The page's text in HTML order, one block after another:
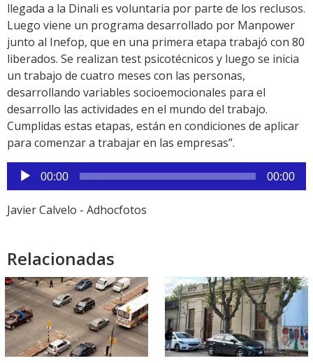
llegada a la Dinali es voluntaria por parte de los reclusos.
Luego viene un programa desarrollado por Manpower
junto al Inefop, que en una primera etapa trabajó con 80
liberados. Se realizan test psicotécnicos y luego se inicia
un trabajo de cuatro meses con las personas,
desarrollando variables socioemocionales para el
desarrollo las actividades en el mundo del trabajo.
Cumplidas estas etapas, están en condiciones de aplicar
para comenzar a trabajar en las empresas”.
Reproductor
de
audio
00:00 00:00
Javier Calvelo - Adhocfotos
Relacionadas